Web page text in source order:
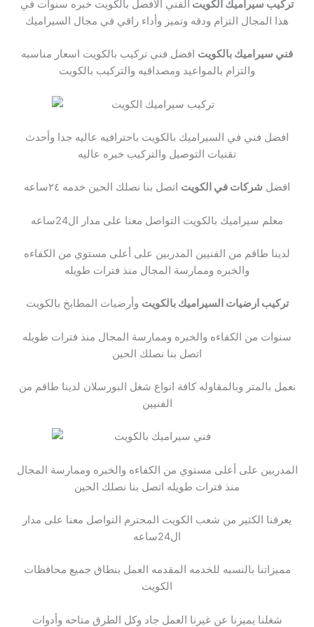
تركيب سيراميك الكويت الفني الأفضل بالكويت خبره سنوات في
هذا المجال التزام ودقه وتميز وأداء راقي في مجال السيراميك
فني سيراميك بالكويت افضل فني تركيب بالكويت اسعار مناسبه
والتزام بالمواعيد ومصداقيه والتركيب بالكويت
افضل فني في السيراميك بالكويت باحترافيه عاليه جدا وأحدث
تقنيات التوصيل والتركيب خبره عاليه
افضل شركات في الكويت اتصل بنا نصلك الحين خدمه ٢٤ساعه
معلم سيراميك بالكويت التواصل معنا على مدار ال24ساعه
لدينا طاقم من الفنيين المدربين على أعلى مستوي من الكفاءه
والخبره وممارسة المجال منذ فترات طويله
تركيب ارضيات السيراميك بالكويت وأرضيات المطابخ بالكويت
سنوات من الكفاءه والخبره وممارسة المجال منذ فترات طويله
اتصل بنا نصلك الحين
نعمل بالمتر وبالمقاوله كافة انواع شغل البورسلان لدينا طاقم من
الفنيين
المدربين على أعلى مستوي من الكفاءه والخبره وممارسة المجال
منذ فترات طويله اتصل بنا نصلك الحين
يعرفنا الكثير من شعب الكويت المحترم التواصل معنا على مدار
ال24ساعه
مميزاتنا بالنسبه للخدمه المقدمه العمل بنطاق جميع محافظات
الكويت
شغلنا يميزنا عن غيرنا العمل جاد وكل الطرق متاحه وأدوات